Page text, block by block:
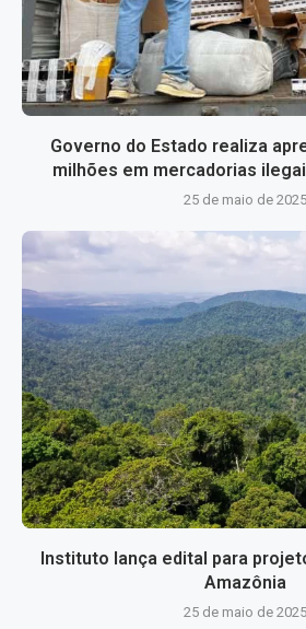
Governo do Estado realiza
milhões em mercadorias
25 de maio de 2025
Instituto lança edital para
Amazônia
25 de maio de 2025